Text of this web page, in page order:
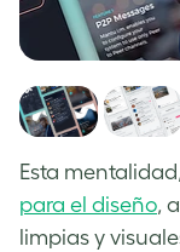
Esta
para el diseño,
limpias y